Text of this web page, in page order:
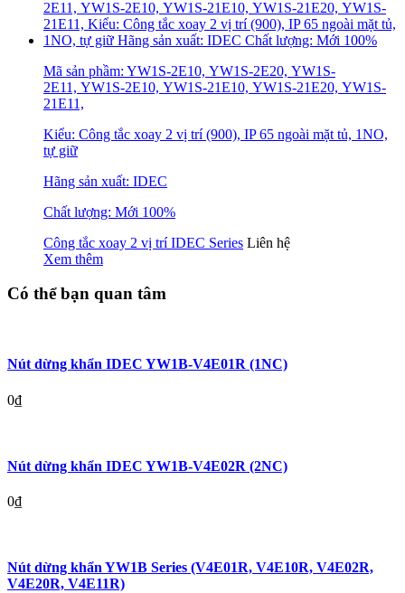
Mã sản phầm: YW1S-2E10, YW1S-2E20, YW1S-
2E11, YW1S-2E10, YW1S-21E10, YW1S-21E20, YW1S-
21E11,
Kiểu: Công tắc xoay 2 vị trí (900), IP 65 ngoài mặt tủ, 1NO,
tự giữ
Hãng sản xuất: IDEC
Chất lượng: Mới 100%
Công tắc xoay 2 vị trí IDEC Series Liên hệ
Xem thêm
Có thể bạn quan tâm
Nút dừng khẩn IDEC YW1B-V4E01R (1NC)
0₫
Nút dừng khẩn IDEC YW1B-V4E02R (2NC)
0₫
Nút dừng khẩn YW1B Series (V4E01R, V4E10R, V4E02R,
V4E20R, V4E11R)